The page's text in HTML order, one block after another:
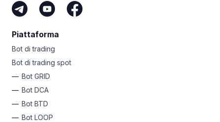
Piattaforma
Bot di trading
Bot di trading spot
Bot GRID
Bot DCA
Bot BTD
Bot LOOP